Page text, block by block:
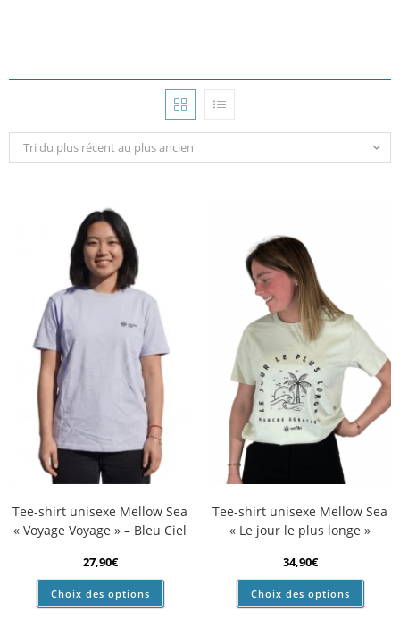
Tri du plus récent au plus ancien
Tee-shirt unisexe Mellow Sea
« Voyage Voyage » – Bleu Ciel
27,90€
Choix des options
Tee-shirt unisexe Mellow Sea
« Le jour le plus longe »
34,90€
Choix des options